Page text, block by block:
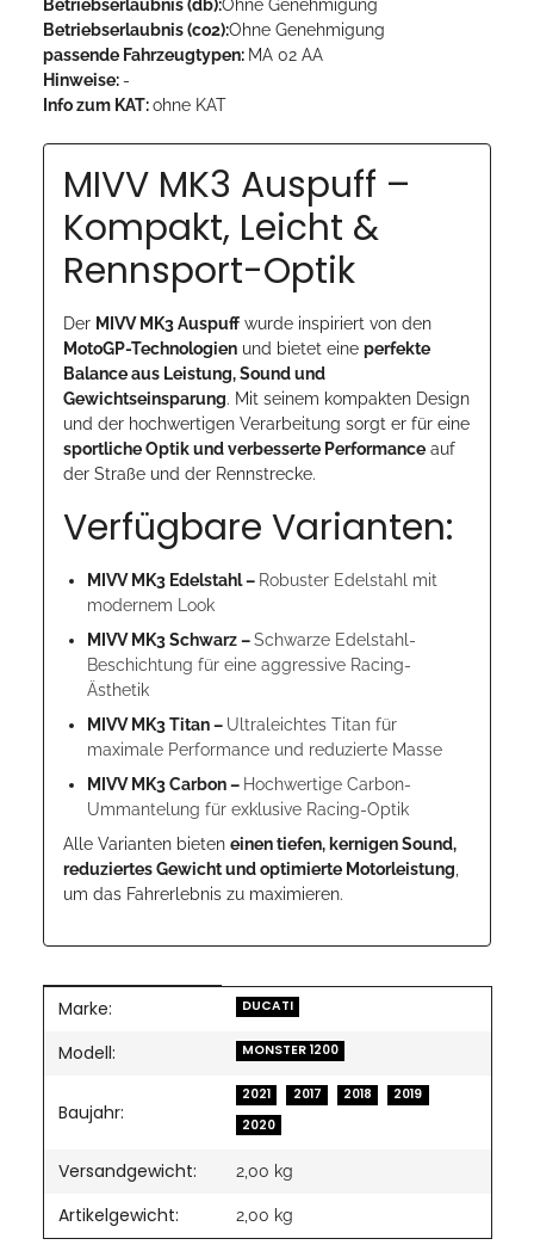
Betriebserlaubnis (db):Ohne Genehmigung
Betriebserlaubnis (co2):Ohne Genehmigung
passende Fahrzeugtypen: MA 02 AA
Hinweise: -
Info zum KAT:ohne KAT
MIVV MK3 Auspuff –
Kompakt, Leicht &
Rennsport-Optik
Der MIVV MK3 Auspuff wurde inspiriert von den
MotoGP-Technologien und bietet eine perfekte
Balance aus Leistung, Sound und
Gewichtseinsparung. Mit seinem kompakten Design
und der hochwertigen Verarbeitung sorgt er für eine
sportliche Optik und verbesserte Performance auf
der Straße und der Rennstrecke.
Verfügbare Varianten:
MIVV MK3 Edelstahl – Robuster Edelstahl mit
modernem Look
MIVV MK3 Schwarz –Schwarze Edelstahl-
Beschichtung für eine aggressive Racing-
Ästhetik
MIVV MK3 Titan – Ultraleichtes Titan für
maximale Performance und reduzierte Masse
MIVV MK3 Carbon – Hochwertige Carbon-
Ummantelung für exklusive Racing-Optik
Alle Varianten bieten einen tiefen, kernigen Sound,
reduziertes Gewicht und optimierte Motorleistung
um das Fahrerlebnis zu maximieren.
Produkteigenschaft
Wert
Marke: DUCATI
Modell: MONSTER 1200
Baujahr:
2021 2017 2018
2019
2020
Versandgewicht: 2,00 kg
Artikelgewicht: 2,00 kg